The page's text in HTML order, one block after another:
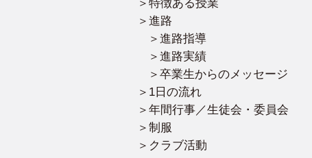
特徴ある授業
進路
進路指導
進路実績
卒業生からのメッセージ
1日の流れ
年間行事／生徒会・委員会
制服
クラブ活動